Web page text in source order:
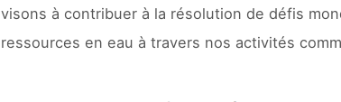
visons à contribuer à la résolution de défis
ressources en eau à travers nos activités